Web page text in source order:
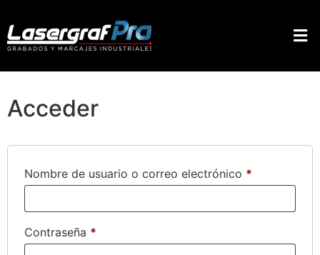
Acceder
Nombre de usuario o correo electrónico *
Contraseña *